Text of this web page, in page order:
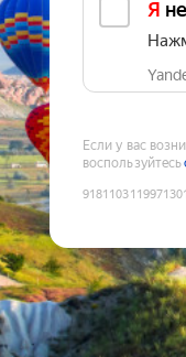
Я
Если у вас
воспользуйтесь